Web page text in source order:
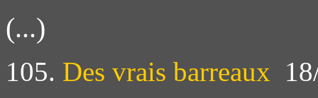
(...)
105. Des vrais barreaux